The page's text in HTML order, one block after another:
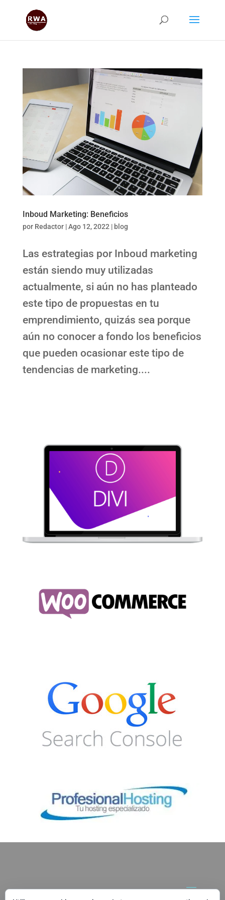
Inboud Marketing: Beneficios
por Redactor|Ago 12, 2022| blog
Las estrategias por Inboud marketing
están siendo muy utilizadas
actualmente, si aún no has planteado
este tipo de propuestas en tu
emprendimiento, quizás sea porque
aún no conocer a fondo los beneficios
que pueden ocasionar este tipo de
tendencias de marketing....